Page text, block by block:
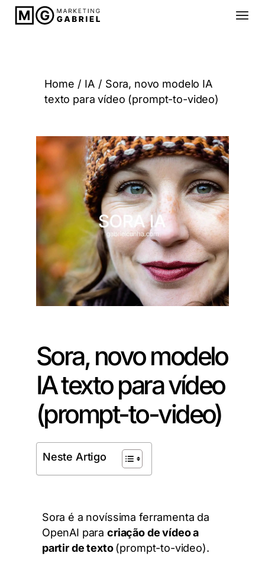
Home IA
Sora, novo modelo IA
texto para vídeo (prompt-to-video)
Sora, novo modelo
IA texto para vídeo
(prompt-to-video)
Neste Artigo
Sora é a novíssima ferramenta da
OpenAI paracriação de vídeo a
partir de texto (prompt-to-video).